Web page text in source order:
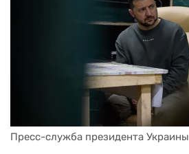
Пресс-служба президента Украины